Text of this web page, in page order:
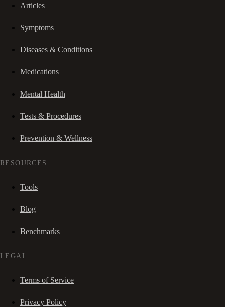
Articles
Symptoms
Diseases & Conditions
Medications
Mental Health
Tests & Procedures
Prevention & Wellness
RESOURCES
Tools
Blog
Benchmarks
LEGAL
Terms of Service
Privacy Policy